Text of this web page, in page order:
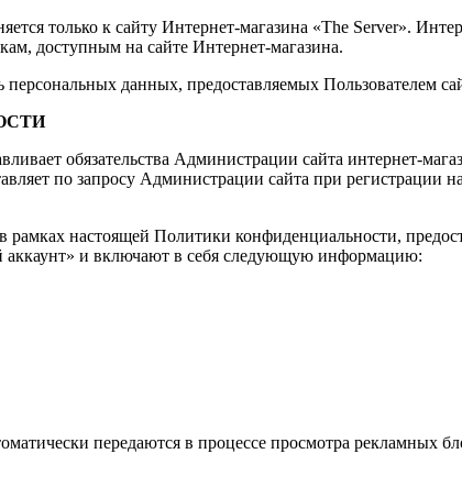
только к сайту Интернет-магазина «The Server».
доступным на сайте Интернет-магазина.
данных, предоставляемых Пользователем
обязательства Администрации сайта интернет-
по запросу Администрации сайта при регистрации
настоящей Политики конфиденциальности,
аккаунт» и включают в себя следующую информацию:
передаются в процессе просмотра рекламных